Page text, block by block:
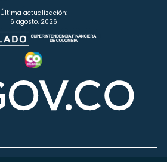
Última actualización:
6 agosto, 2026